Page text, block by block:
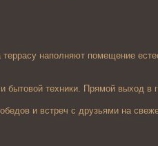
наполняют помещение
техники. Прямой выход в
и встреч с друзьями на